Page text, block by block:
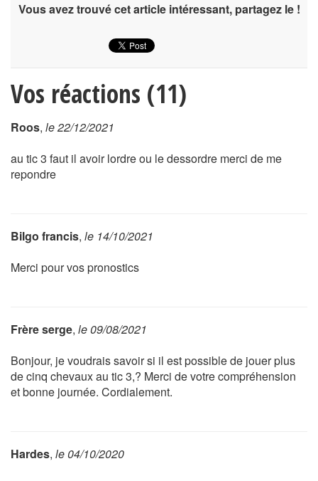
Vous avez trouvé cet article intéressant, partagez le !
Vos réactions (11)
Roos, le 22/12/2021
au tic 3 faut il avoir lordre ou le dessordre merci de me
repondre
Bilgo francis, le 14/10/2021
Merci pour vos pronostics
Frère serge, le 09/08/2021
Bonjour, je voudrais savoir si il est possible de jouer plus
de cinq chevaux au tic 3,? Merci de votre compréhension
et bonne journée. Cordialement.
Hardes, le 04/10/2020